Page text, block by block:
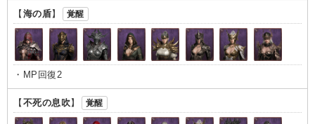
【 海の盾】 覚醒
・MP回復2
【 不死の息吹】 覚醒